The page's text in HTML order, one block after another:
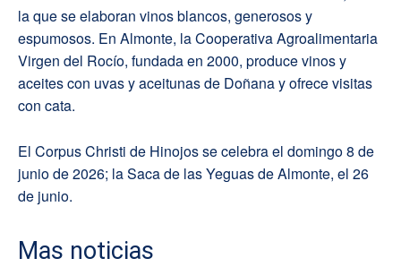
la que se elaboran vinos blancos, generosos y
espumosos. En Almonte, la Cooperativa Agroalimentaria
Virgen del Rocío, fundada en 2000, produce vinos y
aceites con uvas y aceitunas de Doñana y ofrece visitas
con cata.
El Corpus Christi de Hinojos se celebra el domingo 8 de
junio de 2026; la Saca de las Yeguas de Almonte, el 26
de junio.
Mas noticias